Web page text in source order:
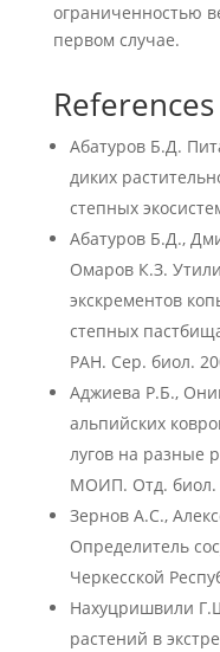
ограниченностью
первом случае.
References
Абатуров Б.Д.
диких
степных
Абатуров Б.Д.,
Омаров К.З.
экскрементов
степных
РАН. Сер. биол.
Аджиева Р.Б.,
альпийских
лугов на разные
МОИП. Отд. биол.
Зернов А.С.,
Определитель
Черкесской
Нахуцришвили
растений в